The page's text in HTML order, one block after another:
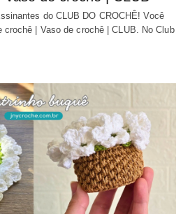
do CLUB DO CROCHÊ! Você
crochê | Vaso de crochê | CLUB. No Club